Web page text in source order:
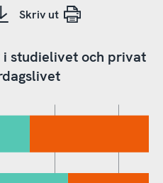
Skriv ut
studielivet och privat